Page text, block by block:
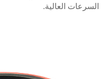
السرعات العالية.